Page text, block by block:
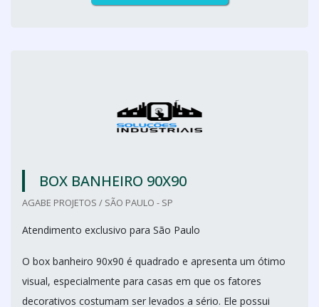
BOX BANHEIRO 90X90
AGABE PROJETOS / SÃO PAULO - SP
Atendimento exclusivo para São Paulo
O box banheiro 90x90 é quadrado e apresenta um ótimo
visual, especialmente para casas em que os fatores
decorativos costumam ser levados a sério. Ele possui